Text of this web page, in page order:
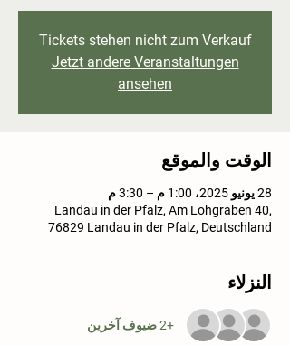
Tickets stehen nicht zum Verkauf
Jetzt andere Veranstaltungen
ansehen
الوقت والموقع
28 يونيو 2025، 1:00 م – 3:30 م
Landau in der Pfalz, Am Lohgraben 40,
76829 Landau in der Pfalz, Deutschland
النزلاء
+2 ضيوف آخرين